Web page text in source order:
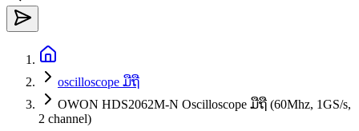
oscilloscope ມືຖື
OWON HDS2062M-N Oscilloscope ມືຖື (60Mhz, 1GS/s,
2 channel)